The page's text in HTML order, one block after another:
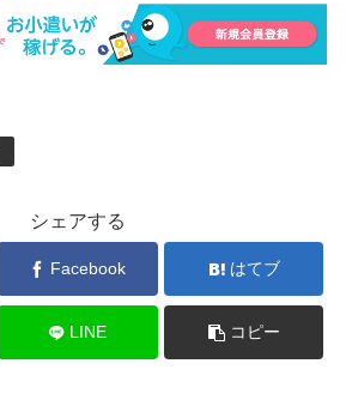
シェアする
Facebook はてブ
LINE コピー